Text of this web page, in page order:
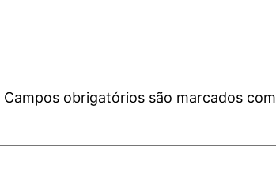
Campos obrigatórios são marcados com